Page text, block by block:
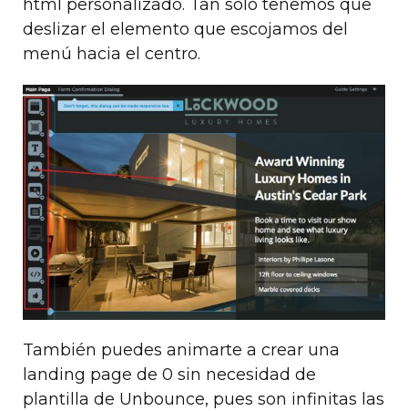
html personalizado. Tan sólo tenemos que
deslizar el elemento que escojamos del
menú hacia el centro.
También puedes animarte a crear una
landing page de 0 sin necesidad de
plantilla de Unbounce, pues son infinitas las